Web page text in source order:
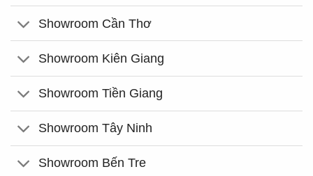
Showroom Cần Thơ
Showroom Kiên Giang
Showroom Tiền Giang
Showroom Tây Ninh
Showroom Bến Tre